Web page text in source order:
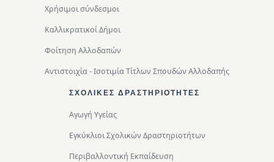
Χρήσιμοι σύνδεσμοι
Καλλικρατικοί Δήμοι
Φοίτηση Αλλοδαπών
Αντιστοιχία - Ισοτιμία Τίτλων Σπουδών Αλλοδαπής
ΣΧΟΛΙΚΈΣ ΔΡΑΣΤΗΡΙΌΤΗΤΕΣ
Αγωγή Υγείας
Εγκύκλιοι Σχολικών Δραστηριοτήτων
Περιβαλλοντική Eκπαίδευση